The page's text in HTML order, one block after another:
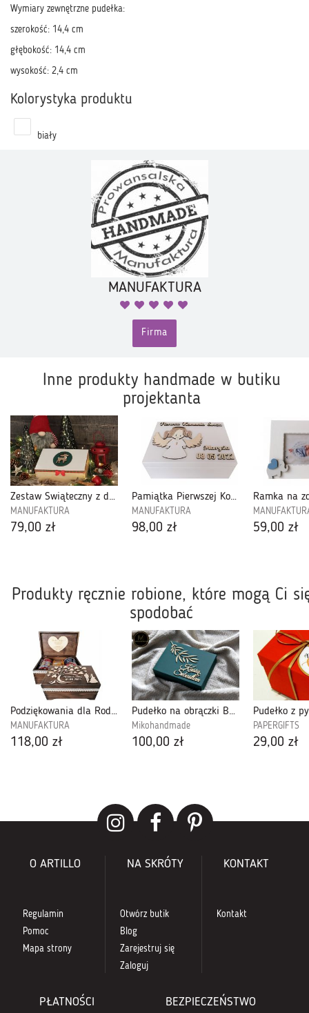
Wymiary zewnętrzne pudełka:
szerokość: 14,4 cm
głębokość: 14,4 cm
wysokość: 2,4 cm
Kolorystyka produktu
biały
MANUFAKTURA
Firma
Inne produkty handmade w butiku
projektanta
Zestaw Świąteczny z dedykacją - 6BN06
MANUFAKTURA
79,00 zł
Pamiątka Pierwszej Komunii Świętej- K02
MANUFAKTURA
98,00 zł
Ramka na
59,00 zł
Produkty ręcznie robione, które mogą Ci
spodobać
Podziękowania dla Rodziców-Ślub SRPR02
MANUFAKTURA
118,00 zł
Pudełko na obrączki Butelkowa Zieleń i Złoto
Mikohandmade
100,00 zł
PAPERGIFTS
29,00 zł
O ARTILLO
Regulamin
Pomoc
Mapa strony
NA SKRÓTY
Otwórz butik
Blog
Zarejestruj się
Zaloguj
KONTAKT
Kontakt
PŁATNOŚCI BEZPIECZEŃSTWO